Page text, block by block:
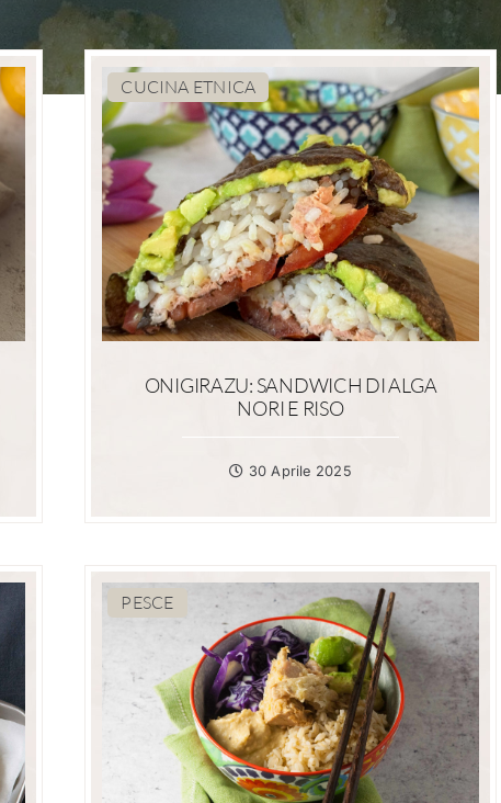
CUCINA ETNICA
ONIGIRAZU: SANDWICH DI ALGA
NORI E RISO
30 Aprile 2025
PESCE